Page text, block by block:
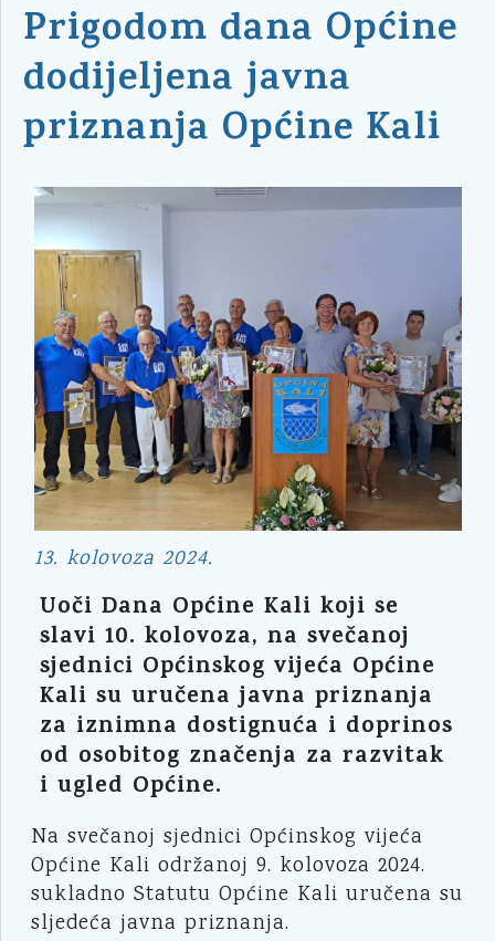
Prigodom dana Općine
dodijeljena javna
priznanja Općine Kali
13. kolovoza 2024.
Uoči Dana Općine Kali koji se
slavi 10. kolovoza, na svečanoj
sjednici Općinskog vijeća Općine
Kali su uručena javna priznanja
za iznimna dostignuća i doprinos
od osobitog značenja za razvitak
i ugled Općine.
Na svečanoj sjednici Općinskog vijeća
Općine Kali održanoj 9. kolovoza 2024.
sukladno Statutu Općine Kali uručena su
sljedeća javna priznanja.